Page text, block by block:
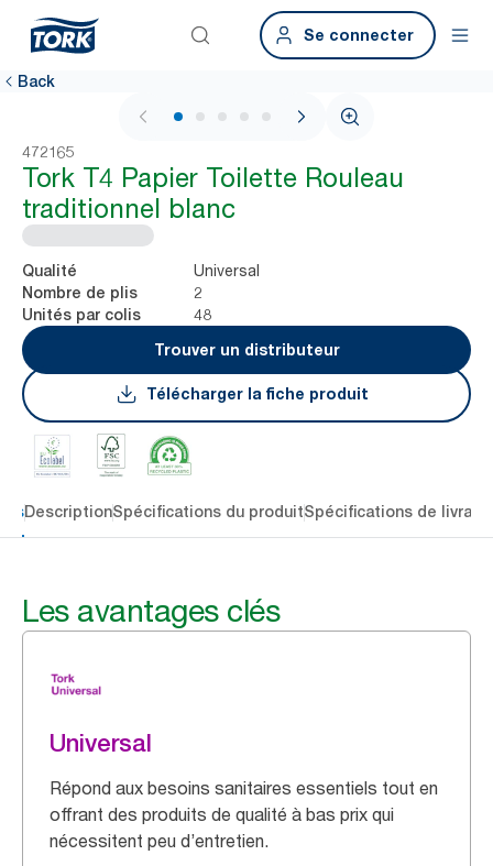
Se connecter
Back
1 / 5
472165
Tork T4 Papier Toilette Rouleau
traditionnel blanc
Qualité Universal
Nombre de plis 2
Unités par colis
48
Trouver un distributeur
Télécharger la fiche produit
DescriptionSpécifications du produitSpécifications de
Les avantages clés
Universal
Répond aux besoins sanitaires essentiels tout en
offrant des produits de qualité à bas prix qui
nécessitent peu d’entretien.